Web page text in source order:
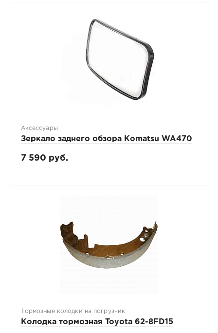
Аксессуары
Зеркало заднего обзора Komatsu WA470
7 590 руб.
Тормозные колодки на погрузчик
Колодка тормозная Toyota 62-8FD15